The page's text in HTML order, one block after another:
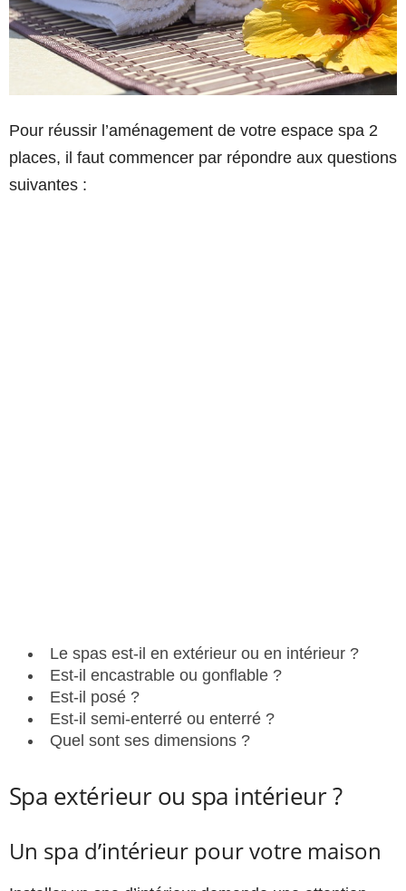
Pour réussir l’aménagement de votre espace spa 2
places, il faut commencer par répondre aux questions
suivantes :
Le spas est-il en extérieur ou en intérieur ?
Est-il encastrable ou gonflable ?
Est-il posé ?
Est-il semi-enterré ou enterré ?
Quel sont ses dimensions ?
Spa extérieur ou spa intérieur ?
Un spa d’intérieur pour votre maison